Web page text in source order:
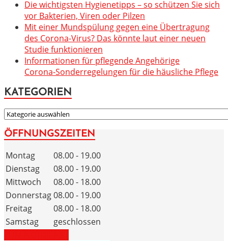
Die wichtigsten Hygienetipps – so schützen Sie sich
vor Bakterien, Viren oder Pilzen
Mit einer Mundspülung gegen eine Übertragung
des Corona-Virus? Das könnte laut einer neuen
Studie funktionieren
Informationen für pflegende Angehörige
Corona-Sonderregelungen für die häusliche Pflege
KATEGORIEN
KATEGORIEN
ÖFFNUNGSZEITEN
Montag
08.00 - 19.00
Dienstag
08.00 - 19.00
Mittwoch
08.00 - 18.00
Donnerstag08.00 - 19.00
Freitag
08.00 - 18.00
Samstag
geschlossen